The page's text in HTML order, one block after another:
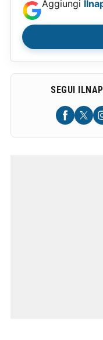
Aggiungi
SEGUI